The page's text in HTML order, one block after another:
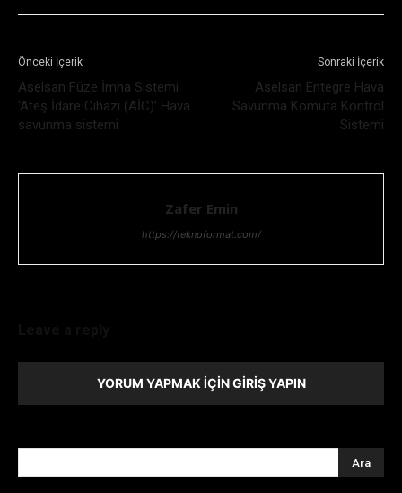
Önceki İçerik
Aselsan Füze İmha Sistemi
‘Ateş İdare Cihazı (AİC)’ Hava
savunma sistemi
Sonraki İçerik
Aselsan Entegre Hava
Savunma Komuta Kontrol
Sistemi
Zafer Emin
https://teknoformat.com/
YORUM YAPMAK İÇIN GIRIŞ YAPIN